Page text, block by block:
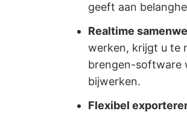
geeft aan
Realtime
werken, krijgt u te
brengen-software
bijwerken.
Flexibel